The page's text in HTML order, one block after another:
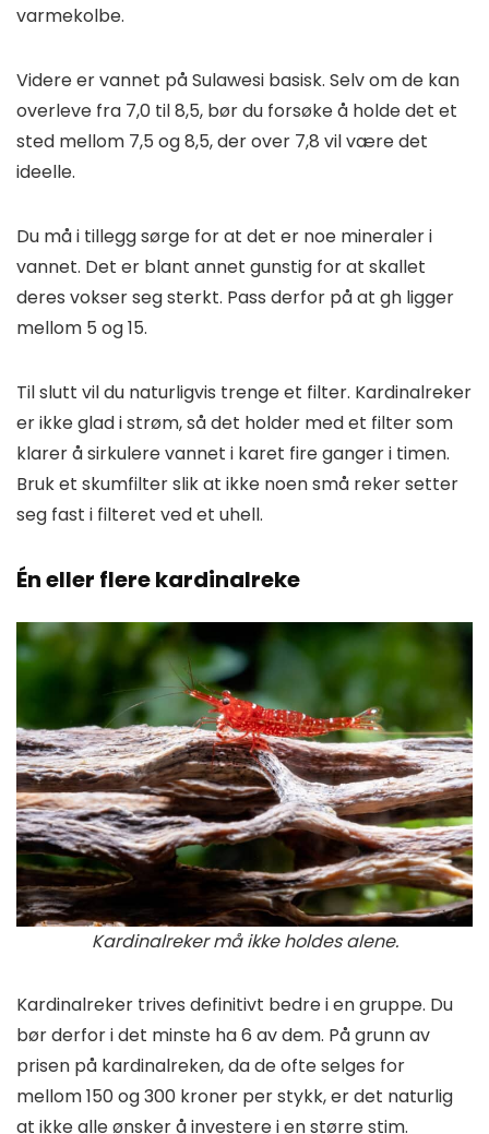
varmekolbe.
Videre er vannet på Sulawesi basisk. Selv om de kan
overleve fra 7,0 til 8,5, bør du forsøke å holde det et
sted mellom 7,5 og 8,5, der over 7,8 vil være det
ideelle.
Du må i tillegg sørge for at det er noe mineraler i
vannet. Det er blant annet gunstig for at skallet
deres vokser seg sterkt. Pass derfor på at gh ligger
mellom 5 og 15.
Til slutt vil du naturligvis trenge et filter. Kardinalreker
er ikke glad i strøm, så det holder med et filter som
klarer å sirkulere vannet i karet fire ganger i timen.
Bruk et skumfilter slik at ikke noen små reker setter
seg fast i filteret ved et uhell.
Én eller flere kardinalreke
Kardinalreker må ikke holdes alene.
Kardinalreker trives definitivt bedre i en gruppe. Du
bør derfor i det minste ha 6 av dem. På grunn av
prisen på kardinalreken, da de ofte selges for
mellom 150 og 300 kroner per stykk, er det naturlig
at ikke alle ønsker å investere i en større stim.